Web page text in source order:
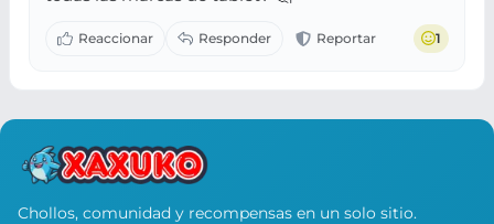
1
Chollos, comunidad y recompensas en un solo sitio.